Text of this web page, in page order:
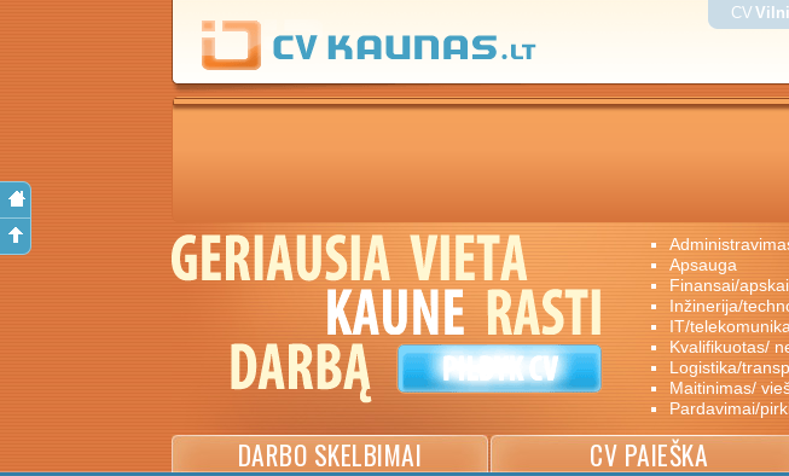
CV
apsauga
finansai/
inžinerija/
IT/
kvalifikuotas/
logistika/
maitinimas/
pardavimai/
DARBO SKELBIMAI CV PAIEŠKA